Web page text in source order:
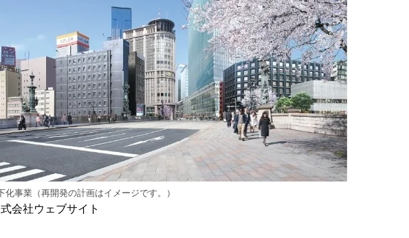
化事業（再開発の計画はイメージです。）
会社ウェブサイト